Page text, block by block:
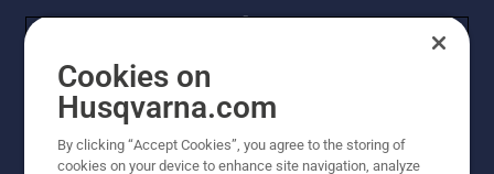
© Husqvarna AB (publ). Alle Rechte vorbehalten.
Cookies on
Husqvarna.com
By clicking “Accept Cookies”, you agree to the storing of
cookies on your device to enhance site navigation, analyze